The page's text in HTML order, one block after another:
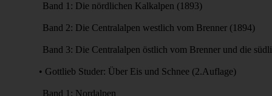
Band 1: Die nördlichen Kalkalpen (1893)
Band 2: Die Centralalpen westlich vom Brenner (1894)
Band 3: Die Centralalpen östlich vom Brenner und die
• Gottlieb Studer: Über Eis und Schnee (2.Auflage)
Band 1: Nordalpen